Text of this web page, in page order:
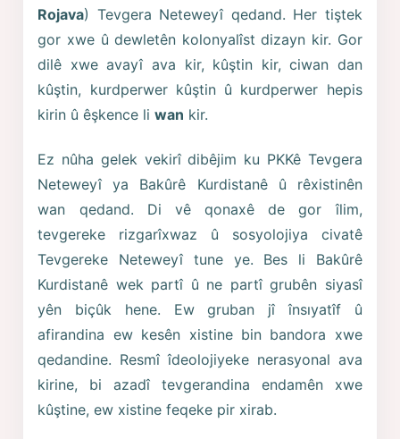
Rojava) Tevgera Neteweyî qedand. Her tiştek
gor xwe û dewletên kolonyalîst dizayn kir. Gor
dilê xwe avayî ava kir, kûştin kir, ciwan dan
kûştin, kurdperwer kûştin û kurdperwer hepis
kirin û êşkence liwan kir.
Ez nûha gelek vekirî dibêjim ku PKKê Tevgera
Neteweyî ya Bakûrê Kurdistanê û rêxistinên
wan qedand. Di vê qonaxê de gor îlim,
tevgereke rizgarîxwaz û sosyolojiya civatê
Tevgereke Neteweyî tune ye. Bes li Bakûrê
Kurdistanê wek partî û ne partî grubên siyasî
yên biçûk hene. Ew gruban jî însıyatîf û
afirandina ew kesên xistine bin bandora xwe
qedandine. Resmî îdeolojiyeke nerasyonal ava
kirine, bi azadî tevgerandina endamên xwe
kûştine, ew xistine feqeke pir xirab.